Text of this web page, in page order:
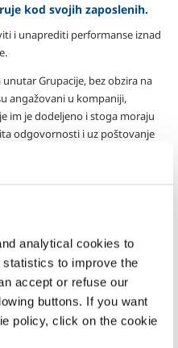
analytical cookies to
to improve the
accept or refuse our
buttons. If you want
policy, click on the cookie
kod svojih zaposlenih.
i unaprediti performanse iznad
Grupacije, bez obzira na
angažovani u kompaniji,
im je dodeljeno i stoga moraju
odgovornosti i uz poštovanje
sa dobrim stepenom
prema kompaniji.
samima: u našoj
sa novim stvarima.
prostor za nedostatak
uslovljavanje, nelagodu,
vrste. Ovaj princip se ne sme
razloga i mora se primenjivati na